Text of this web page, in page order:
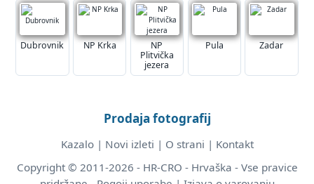
Dubrovnik NP Krka
NP
Plitvička
jezera
Pula Zadar
Prodaja fotografij
Kazalo| Novi izleti | O strani | Kontakt
Copyright © 2011-2026 - HR-CRO - Hrvaška - Vse pravice